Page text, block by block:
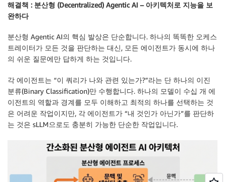
해결책 : 분산형 (Decentralized) Agentic AI – 아키텍처로 지능을 보
완하다
분산형 Agentic AI의 핵심 발상은 단순합니다. 하나의 똑똑한 오케스
트레이터가 모든 것을 판단하는 대신, 모든 에이전트가 동시에 하나
의 쉬운 질문에만 답하게 하는 것입니다.
각 에이전트는 “이 쿼리가 나와 관련 있는가?”라는 단 하나의 이진
분류(Binary Classification)만 수행합니다. 하나의 모델이 수십 개 에
이전트의 역할과 경계를 모두 이해하고 최적의 하나를 선택하는 것
은 어려운 작업이지만, 각 에이전트가 “내 것인가 아닌가”를 판단하
는 것은 sLLM으로도 충분히 가능한 단순한 작업입니다.